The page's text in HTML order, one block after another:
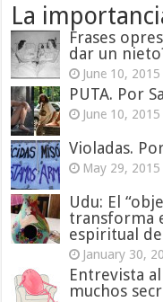
La
Frases
dar un
June 10, 2015
PUTA. Por
June 10, 2015
Violadas.
May 29, 2015
Udu: El
transforma
espiritual
January 30,
Entrevista
muchos